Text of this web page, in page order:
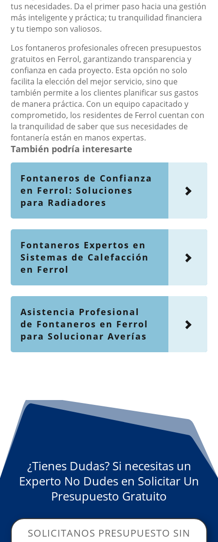
tus necesidades. Da el primer paso hacia una gestión
más inteligente y práctica; tu tranquilidad financiera
y tu tiempo son valiosos.
Los fontaneros profesionales ofrecen presupuestos
gratuitos en Ferrol, garantizando transparencia y
confianza en cada proyecto. Esta opción no solo
facilita la elección del mejor servicio, sino que
también permite a los clientes planificar sus gastos
de manera práctica. Con un equipo capacitado y
comprometido, los residentes de Ferrol cuentan con
la tranquilidad de saber que sus necesidades de
fontanería están en manos expertas.
También podría interesarte
Fontaneros de Confianza
en Ferrol: Soluciones
para Radiadores
Fontaneros Expertos en
Sistemas de Calefacción
en Ferrol
Asistencia Profesional
de Fontaneros en Ferrol
para Solucionar Averías
¿Tienes Dudas? Si necesitas un
Experto No Dudes en Solicitar Un
Presupuesto Gratuito
SOLICITANOS PRESUPUESTO SIN